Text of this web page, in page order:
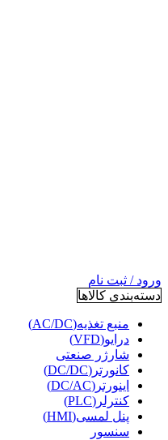
ورود / ثبت نام
دسته‌بندی کالاها
منبع تغذیه(AC/DC)
درایو(VFD)
شارژر صنعتی
کانورتر(DC/DC)
اینورتر(DC/AC)
کنترلر(PLC)
پنل لمسی(HMI)
سنسور